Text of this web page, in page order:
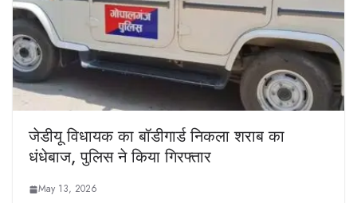
जेडीयू विधायक का बॉडीगार्ड निकला शराब का
धंधेबाज, पुलिस ने किया गिरफ्तार
May 13, 2026